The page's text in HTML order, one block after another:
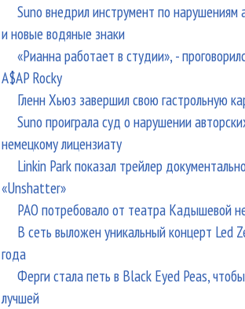
Suno внедрил инструмент по нарушениям
и новые водяные знаки
«Рианна работает в студии», -
A$AP Rocky
Гленн Хьюз завершил свою гастрольную
Suno проиграла суд о нарушении
немецкому лицензиату
Linkin Park показал трейлер
«Unshatter»
РАО потребовало от театра Кадышевой
В сеть выложен уникальный концерт Led
года
Ферги стала петь в Black Eyed Peas,
лучшей